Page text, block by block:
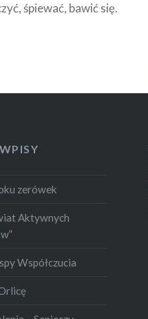
śpiewać, bawić się.
zerówek
Aktywnych
Współczucia